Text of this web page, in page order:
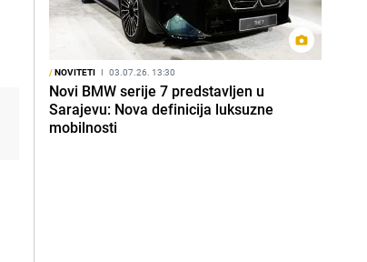
/NOVITETI I 03.07.26. 13:30
Novi BMW serije 7 predstavljen u
Sarajevu: Nova definicija luksuzne
mobilnosti